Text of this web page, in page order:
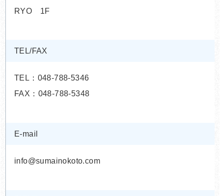
RYO 1F
TEL/FAX
TEL：048-788-5346
FAX：048-788-5348
E-mail
info@sumainokoto.com